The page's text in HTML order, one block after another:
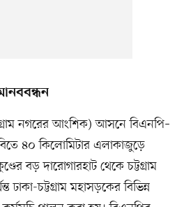
নগরের আংশিক) আসনে বিএনপি–
৪০ কিলোমিটার এলাকাজুড়ে
বড় দারোগারহাট থেকে চট্টগ্রাম
চট্টগ্রাম মহাসড়কের বিভিন্ন